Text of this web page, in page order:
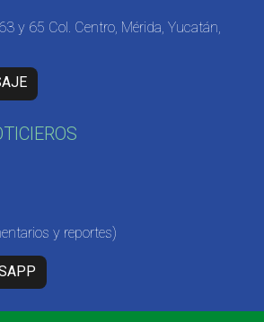
y 65 Col. Centro, Mérida, Yucatán,
y reportes)